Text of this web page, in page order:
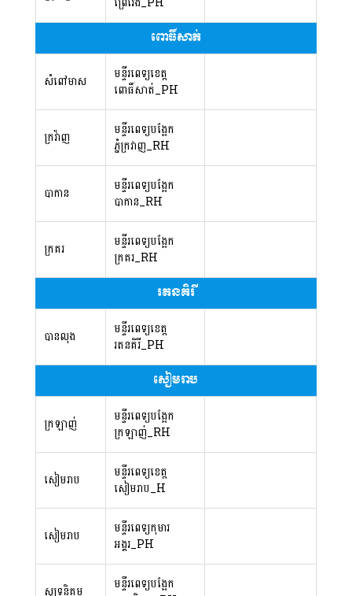
ពោធិ៍សាត់
សំពៅមាស
មន្ទីរពេទ្យខេត្ត
ពោធិ៍សាត់_PH
ក្រវ៉ាញ
មន្ទីរពេទ្យបង្អែក​
ភ្នំក្រវាញ_RH
បាកាន
មន្ទីរពេទ្យបង្អែក​
បាកាន_RH
ក្រគរ
មន្ទីរពេទ្យបង្អែក
ក្រគរ_RH
រតនគិរី
បានលុង
មន្ទីរពេទ្យខេត្ត
រតនគិរី_PH
សៀមរាប
ក្រឡាញ់
មន្ទីរពេទ្យបង្អែក
ក្រឡាញ់_RH
សៀមរាប
មន្ទីរពេទ្យខេត្ត
សៀមរាប_H
សៀមរាប
មន្ទីរពេទ្យកុមារ
អង្គរ_PH
សូទ្រនិគម
មន្ទីរពេទ្យបង្អែក